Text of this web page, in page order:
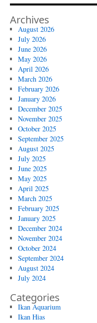
Archives
August 2026
July 2026
June 2026
May 2026
April 2026
March 2026
February 2026
January 2026
December 2025
November 2025
October 2025
September 2025
August 2025
July 2025
June 2025
May 2025
April 2025
March 2025
February 2025
January 2025
December 2024
November 2024
October 2024
September 2024
August 2024
July 2024
Categories
Ikan Aquarium
Ikan Hias